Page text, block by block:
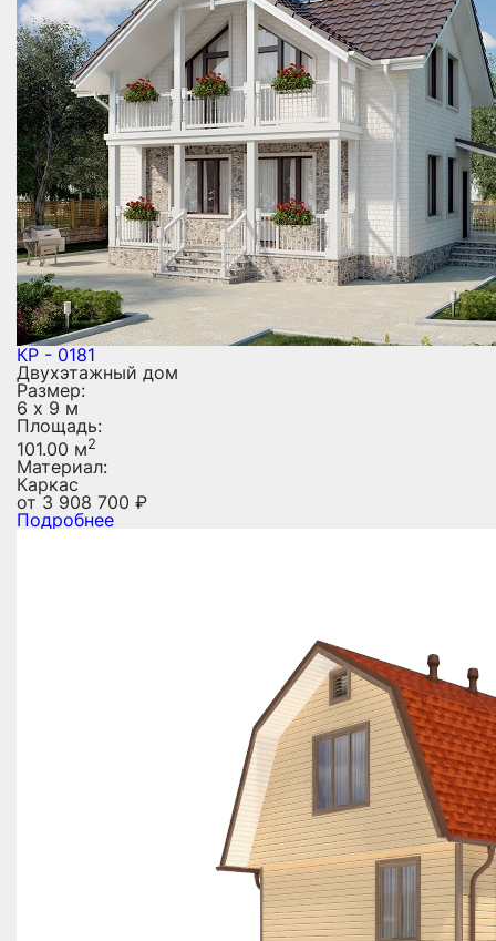
КР - 0181
Двухэтажный дом
Размер:
6 х 9 м
Площадь:
101.00 м2
Материал:
Каркас
от3 908 700 ₽
Подробнее